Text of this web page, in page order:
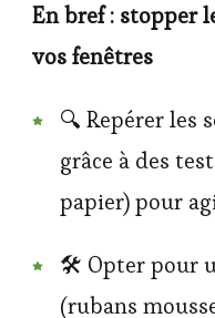
En bref : stopper
vos fenêtres
🔍 Repérer les
grâce à des
papier) pour
🛠️ Opter pour
(rubans